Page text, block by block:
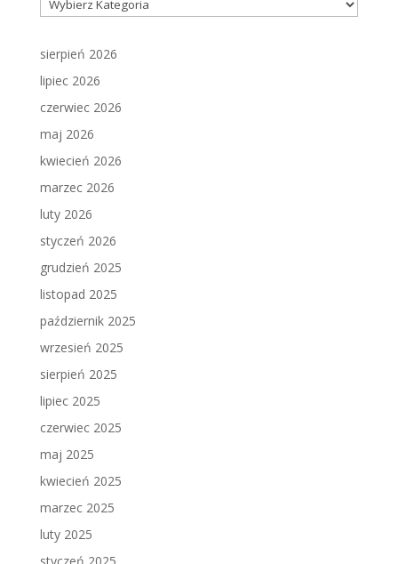
sierpień 2026
lipiec 2026
czerwiec 2026
maj 2026
kwiecień 2026
marzec 2026
luty 2026
styczeń 2026
grudzień 2025
listopad 2025
październik 2025
wrzesień 2025
sierpień 2025
lipiec 2025
czerwiec 2025
maj 2025
kwiecień 2025
marzec 2025
luty 2025